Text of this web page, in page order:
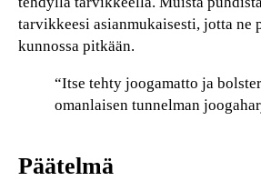
tarvikkeesi asianmukaisesti, jotta ne
kunnossa pitkään.
“Itse tehty joogamatto ja
omanlaisen tunnelman
Päätelmä